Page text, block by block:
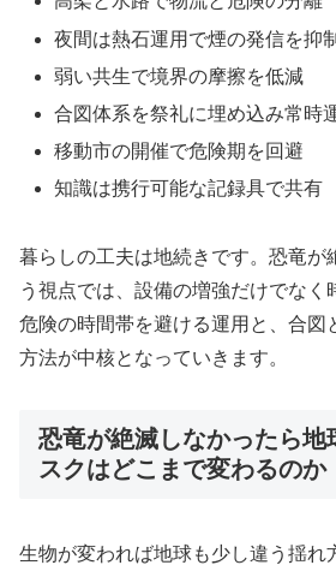
夜間は熱石運用で煙の発信を抑制
弱い共生で境界の摩擦を低減
合図体系を祭礼に埋め込み常時
移動市の開催で危険期を回避
知識は携行可能な記録具で共有
暮らしの工夫は地続きです。恐竜が
う視点では、設備の増強だけでなく
危険の時間帯を避ける運用と、合図
方法が中核となっていきます。
恐竜が絶滅しなかったら地
スクはどこまで変わるのか
生物が変われば地球も少し違う揺れ